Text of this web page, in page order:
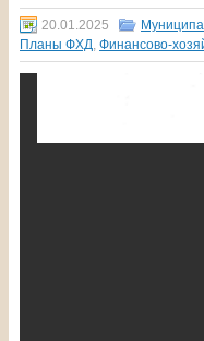
20.01.2025
Планы ФХД, Финансово-